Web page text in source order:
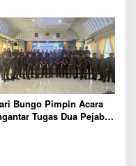
Harap Ada Perhatian
Panglima TNI dan Mabes
Pusat
Bungo Pimpin Acara
Tugas Dua Pejabat